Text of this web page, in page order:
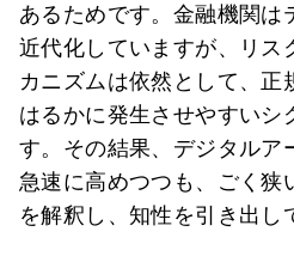
あるためです。金融機関は
近代化していますが、リス
カニズムは依然として、正
はるかに発生させやすいシ
す。その結果、デジタルア
急速に高めつつも、ごく狭
を解釈し、知性を引き出し